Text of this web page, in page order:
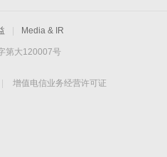
Media & IR
第大120007号
增值电信业务经营许可证